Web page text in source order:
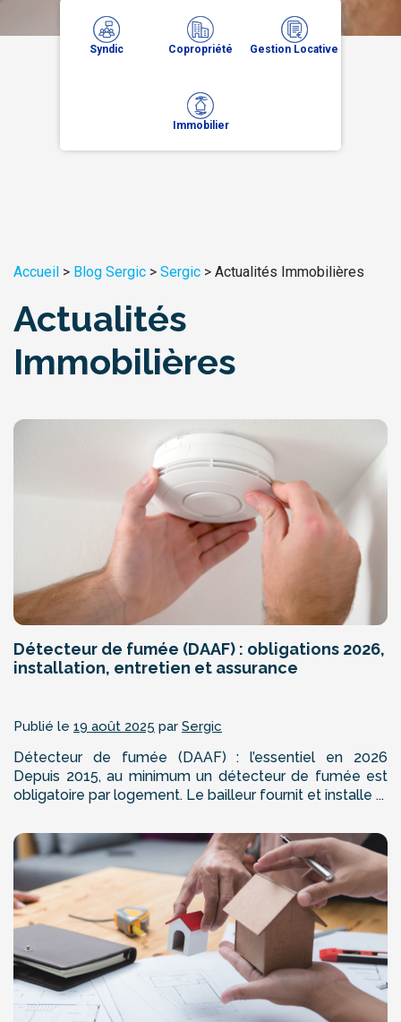
Syndic Copropriété Gestion Locative
Immobilier
Accueil > Blog Sergic > Sergic > Actualités Immobilières
Actualités
Immobilières
Détecteur de fumée (DAAF) : obligations 2026,
installation, entretien et assurance
Publié le 19 août 2025 par Sergic
Détecteur de fumée (DAAF) : l’essentiel en 2026
Depuis 2015, au minimum un détecteur de fumée est
obligatoire par logement. Le bailleur fournit et installe ...